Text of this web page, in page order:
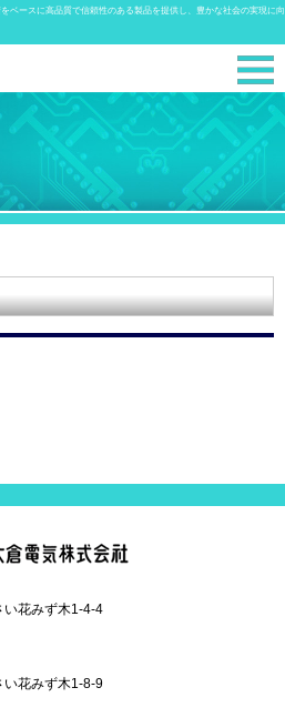
ベースに高品質で信頼性のある製品を提供し、豊かな社会の実現に向
花みず木1-4-4
花みず木1-8-9